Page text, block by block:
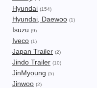
Hyundai (154)
Hyundai, Daewoo (1)
Isuzu (9)
Iveco (1)
Japan Trailer (2)
Jindo Trailer (10)
JinMyoung (5)
Jinwoo (2)